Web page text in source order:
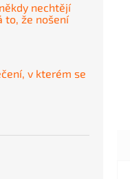
nechtějí
to, že nošení
v kterém se